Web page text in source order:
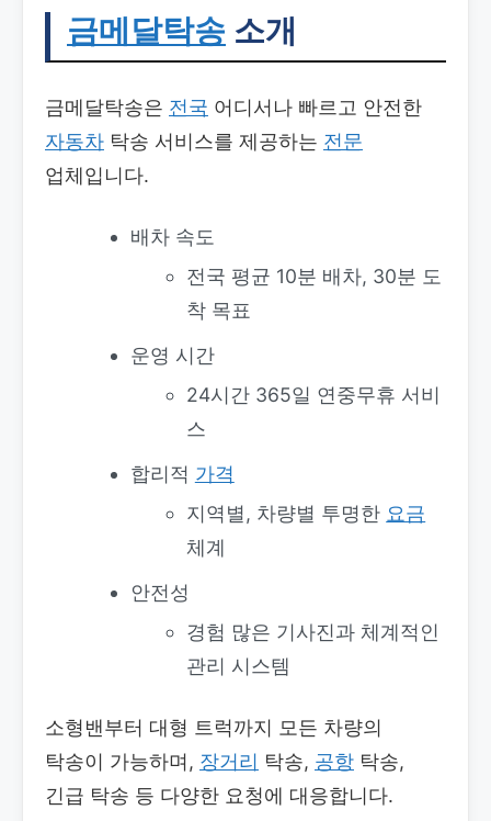
금메달탁송 소개
금메달탁송은 전국 어디서나 빠르고 안전한
자동차 탁송 서비스를 제공하는 전문
업체입니다.
배차 속도
전국 평균 10분 배차, 30분 도
착 목표
운영 시간
24시간 365일 연중무휴 서비
스
합리적 가격
지역별, 차량별 투명한 요금
체계
안전성
경험 많은 기사진과 체계적인
관리 시스템
소형밴부터 대형 트럭까지 모든 차량의
탁송이 가능하며, 장거리 탁송, 공항 탁송,
긴급 탁송 등 다양한 요청에 대응합니다.